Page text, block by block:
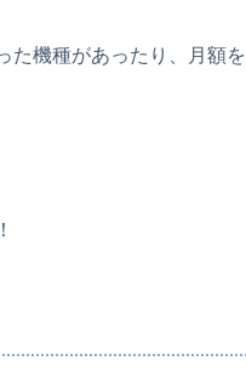
た機種があったり、月額を